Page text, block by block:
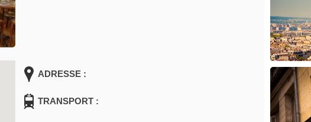
ADRESSE :
TRANSPORT :